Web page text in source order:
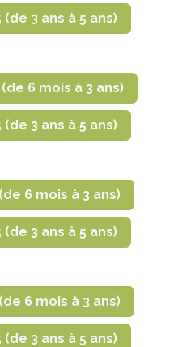
3 ans à 5 ans)
6 mois à 3 ans)
3 ans à 5 ans)
6 mois à 3 ans)
3 ans à 5 ans)
6 mois à 3 ans)
3 ans à 5 ans)